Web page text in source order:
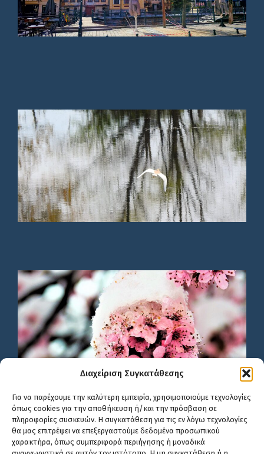
Διαχείριση Συγκατάθεσης
Για να παρέχουμε την καλύτερη εμπειρία, χρησιμοποιούμε τεχνολογίες
όπως cookies για την αποθήκευση ή/και την πρόσβαση σε
πληροφορίες συσκευών. Η συγκατάθεση για τις εν λόγω τεχνολογίες
θα μας επιτρέψει να επεξεργαστούμε δεδομένα προσωπικού
χαρακτήρα, όπως συμπεριφορά περιήγησης ή μοναδικά